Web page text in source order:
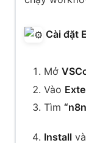
Cài đặt
Mở
Vào
Tìm
Install